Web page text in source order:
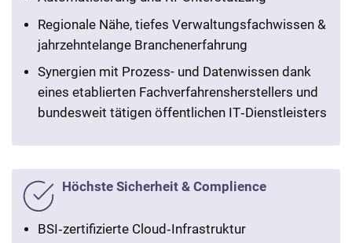
Regionale Nähe, tiefes Verwaltungsfachwissen &
jahrzehntelange Branchenerfahrung
Synergien mit Prozess- und Datenwissen dank
eines etablierten Fachverfahrensherstellers und
bundesweit tätigen öffentlichen IT‑Dienstleisters
Höchste Sicherheit & Complience
BSI‑zertifizierte Cloud‑Infrastruktur